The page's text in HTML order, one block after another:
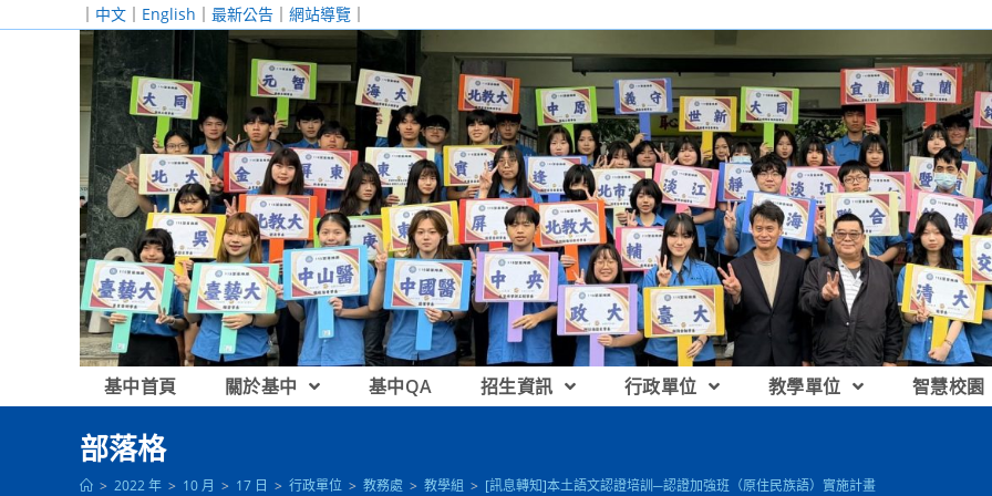
｜ 中文 ｜ English ｜ 最新公告 ｜ 網站導覽 ｜
基中首頁 關於基中 基中QA 招生資訊 行政單位 教學單位 智慧校園
部落格
> 2022 年 > 10 月 > 17 日 > 行政單位 > 教務處 > 教學組 > [訊息轉知]本土語文認證培訓─認證加強班（原住民族語）實施計畫